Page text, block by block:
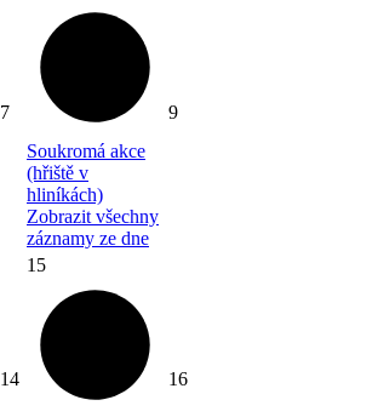
7
Soukromá akce
(hřiště v
hliníkách)
Zobrazit všechny
záznamy ze dne
9
14
15
16